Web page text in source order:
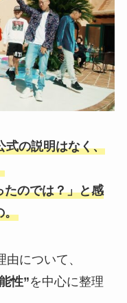
式の説明はなく、
たのでは？」と感
。
について、
性”を中心に整理